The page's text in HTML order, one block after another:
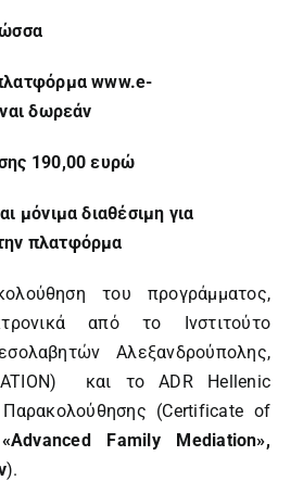
www.e-
δωρεάν
190,00 ευρώ
μόνιμα διαθέσιμη για
πλατφόρμα
του προγράμματος,
από το Ινστιτούτο
Αλεξανδρούπολης,
και το ADR Hellenic
(Certificate of
Advanced Family Mediation»,
).